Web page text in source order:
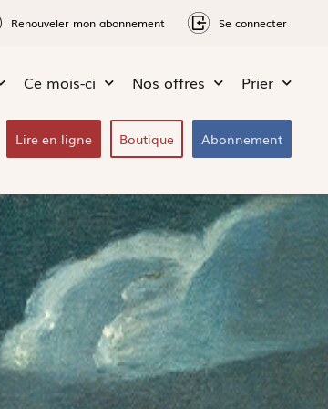
Renouveler mon abonnement Se connecter
Ce mois-ci Nos offres Prier
Lire en ligne Boutique Abonnement